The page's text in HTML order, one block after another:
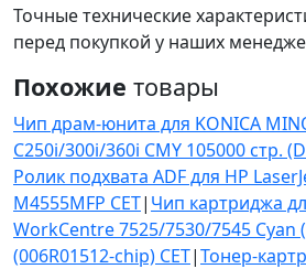
Точные технические
перед покупкой у наших
Похожие товары
Чип драм-юнита для KONICA
C250i/300i/360i CMY 105000 стр.
Ролик подхвата ADF для HP
M4555MFP CET| Чип картриджа
WorkCentre 7525/7530/7545 Cyan
(006R01512-chip) CET|Тонер-